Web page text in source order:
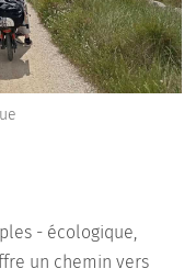
- écologique,
un chemin vers